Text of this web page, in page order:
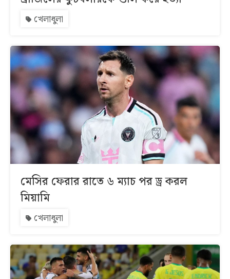
খেলাধুলা
মেসির ফেরার রাতে ৬ ম্যাচ পর ড্র করল
মিয়ামি
খেলাধুলা